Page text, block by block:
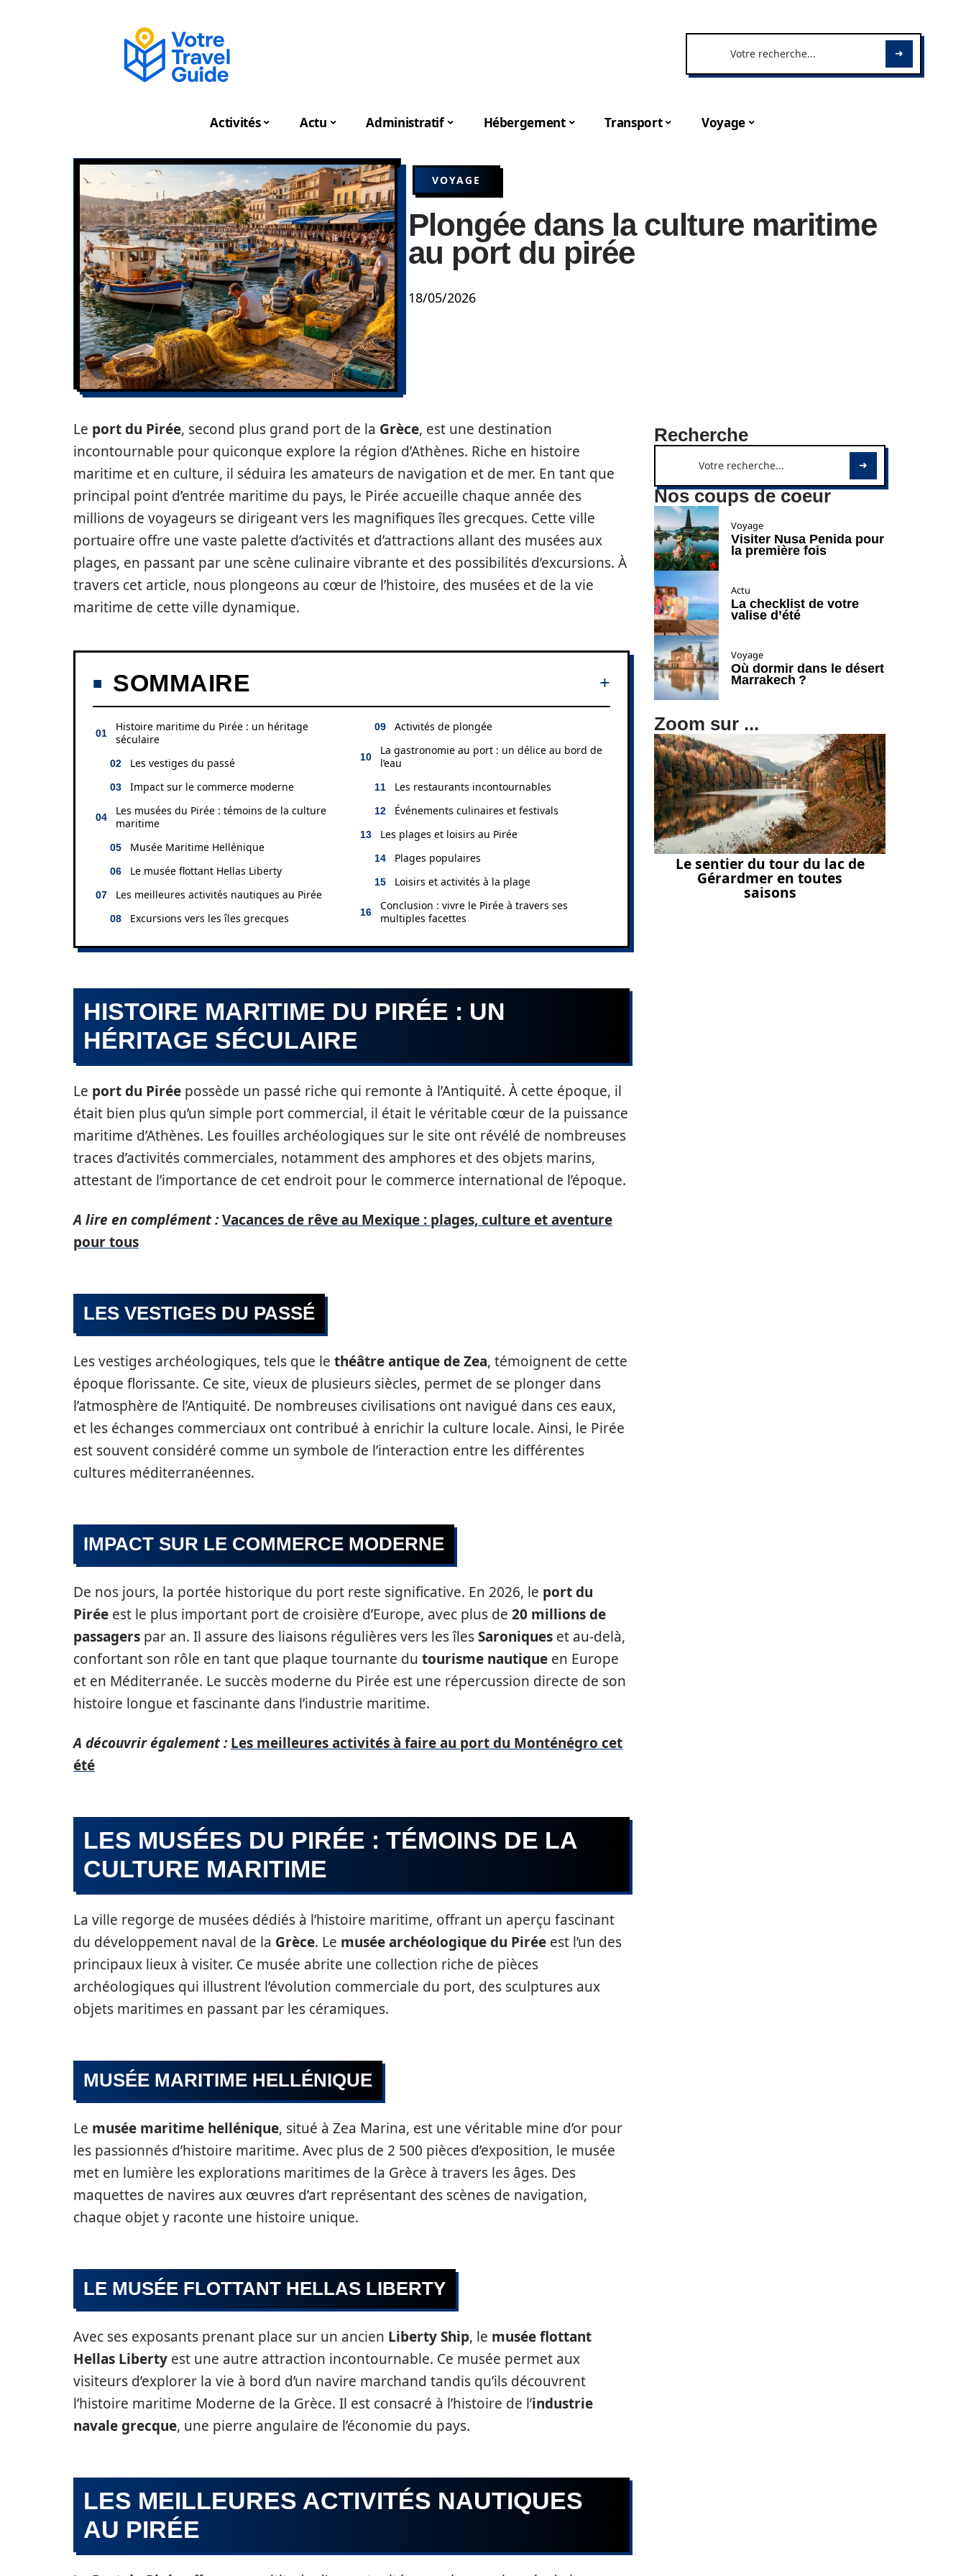
Activités Actu Administratif Hébergement Transport Voyage
VOYAGE
Plongée dans la culture maritime
au port du pirée
18/05/2026
Le port du Pirée, second plus grand port de la Grèce, est une destination
incontournable pour quiconque explore la région d’Athènes. Riche en histoire
maritime et en culture, il séduira les amateurs de navigation et de mer. En tant que
principal point d’entrée maritime du pays, le Pirée accueille chaque année des
millions de voyageurs se dirigeant vers les magnifiques îles grecques. Cette ville
portuaire offre une vaste palette d’activités et d’attractions allant des musées aux
plages, en passant par une scène culinaire vibrante et des possibilités d’excursions. À
travers cet article, nous plongeons au cœur de l’histoire, des musées et de la vie
maritime de cette ville dynamique.
SOMMAIRE
Histoire maritime du Pirée : un héritage
séculaire
Les vestiges du passé
Impact sur le commerce moderne
Les musées du Pirée : témoins de la culture
maritime
Musée Maritime Hellénique
Le musée flottant Hellas Liberty
Les meilleures activités nautiques au Pirée
Excursions vers les îles grecques
Activités de plongée
La gastronomie au port : un délice au bord de
l’eau
Les restaurants incontournables
Événements culinaires et festivals
Les plages et loisirs au Pirée
Plages populaires
Loisirs et activités à la plage
Conclusion : vivre le Pirée à travers ses
multiples facettes
HISTOIRE MARITIME DU PIRÉE : UN
HÉRITAGE SÉCULAIRE
Le port du Pirée possède un passé riche qui remonte à l’Antiquité. À cette époque, il
était bien plus qu’un simple port commercial, il était le véritable cœur de la puissance
maritime d’Athènes. Les fouilles archéologiques sur le site ont révélé de nombreuses
traces d’activités commerciales, notamment des amphores et des objets marins,
attestant de l’importance de cet endroit pour le commerce international de l’époque.
A lire en complément :Vacances de rêve au Mexique : plages, culture et aventure
pour tous
LES VESTIGES DU PASSÉ
Les vestiges archéologiques, tels que le théâtre antique de Zea, témoignent de cette
époque florissante. Ce site, vieux de plusieurs siècles, permet de se plonger dans
l’atmosphère de l’Antiquité. De nombreuses civilisations ont navigué dans ces eaux,
et les échanges commerciaux ont contribué à enrichir la culture locale. Ainsi, le Pirée
est souvent considéré comme un symbole de l’interaction entre les différentes
cultures méditerranéennes.
IMPACT SUR LE COMMERCE MODERNE
De nos jours, la portée historique du port reste significative. En 2026, le port du
Pirée est le plus important port de croisière d’Europe, avec plus de 20 millions de
passagers par an. Il assure des liaisons régulières vers les îlesSaroniques et au-delà,
confortant son rôle en tant que plaque tournante du tourisme nautique en Europe
et en Méditerranée. Le succès moderne du Pirée est une répercussion directe de son
histoire longue et fascinante dans l’industrie maritime.
A découvrir également : Les meilleures activités à faire au port du Monténégro cet
été
LES MUSÉES DU PIRÉE : TÉMOINS DE LA
CULTURE MARITIME
La ville regorge de musées dédiés à l’histoire maritime, offrant un aperçu fascinant
du développement naval de la Grèce. Le musée archéologique du Pirée est l’un des
principaux lieux à visiter. Ce musée abrite une collection riche de pièces
archéologiques qui illustrent l’évolution commerciale du port, des sculptures aux
objets maritimes en passant par les céramiques.
MUSÉE MARITIME HELLÉNIQUE
Le musée maritime hellénique, situé à Zea Marina, est une véritable mine d’or pour
les passionnés d’histoire maritime. Avec plus de 2 500 pièces d’exposition, le musée
met en lumière les explorations maritimes de la Grèce à travers les âges. Des
maquettes de navires aux œuvres d’art représentant des scènes de navigation,
chaque objet y raconte une histoire unique.
LE MUSÉE FLOTTANT HELLAS LIBERTY
Avec ses exposants prenant place sur un ancien Liberty Ship, le musée flottant
Hellas Liberty est une autre attraction incontournable. Ce musée permet aux
visiteurs d’explorer la vie à bord d’un navire marchand tandis qu’ils découvrent
l’histoire maritime Moderne de la Grèce. Il est consacré à l’histoire de l’industrie
navale grecque, une pierre angulaire de l’économie du pays.
LES MEILLEURES ACTIVITÉS NAUTIQUES
AU PIRÉE
Recherche
Nos coups de coeur
Voyage
Visiter Nusa Penida pour
la première fois
Actu
La checklist de votre
valise d’été
Voyage
Où dormir dans le désert
Marrakech ?
Zoom sur ...
Le sentier du tour du lac de
Gérardmer en toutes
saisons